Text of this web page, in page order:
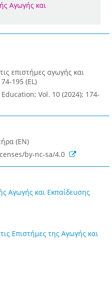
Αγωγής και
επιστήμες αγωγής και
195 (EL)
Vol. 10 (2024); 174-
(EN)
by-nc-sa/4.0
Αγωγής και Εκπαίδευσης
Επιστήμες της Αγωγής και